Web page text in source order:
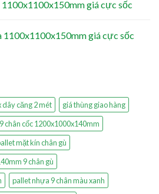
1100x1100x150mm giá cực sốc
1100x1100x150mm giá cực sốc
dây căng 2 mét
giá thùng giao hàng
chân cốc 1200x1000x140mm
mặt kín chân gù
9 chân gù
pallet nhựa 9 chân màu xanh